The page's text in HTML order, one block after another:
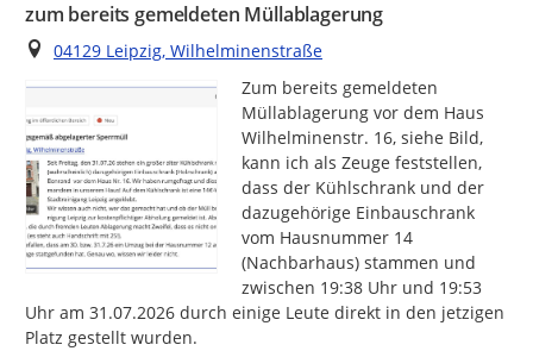
zum bereits gemeldeten Müllablagerung
Ort
04129 Leipzig, Wilhelminenstraße
Zum bereits gemeldeten
Müllablagerung vor dem Haus
Wilhelminenstr. 16, siehe Bild,
kann ich als Zeuge feststellen,
dass der Kühlschrank und der
dazugehörige Einbauschrank
vom Hausnummer 14
(Nachbarhaus) stammen und
zwischen 19:38 Uhr und 19:53
Uhr am 31.07.2026 durch einige Leute direkt in den jetzigen
Platz gestellt wurden.